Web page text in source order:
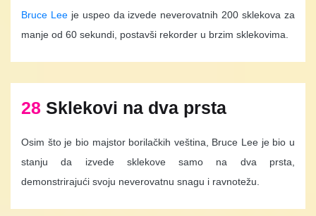
Bruce Leeje uspeo da izvede neverovatnih 200 sklekova za
manje od 60 sekundi, postavši rekorder u brzim sklekovima.
28 Sklekovi na dva prsta
Osim što je bio majstor borilačkih veština, Bruce Lee je bio u
stanju da izvede sklekove samo na dva prsta,
demonstrirajući svoju neverovatnu snagu i ravnotežu.